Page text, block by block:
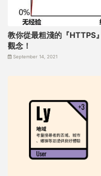
教你從最粗淺的『HTTPS
觀念！
September 14, 2021